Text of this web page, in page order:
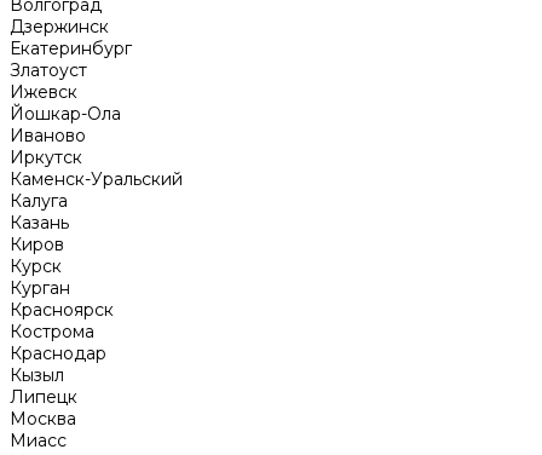
Волгоград
Дзержинск
Екатеринбург
Златоуст
Ижевск
Йошкар-Ола
Иваново
Иркутск
Каменск-Уральский
Калуга
Казань
Киров
Курск
Курган
Красноярск
Кострома
Краснодар
Кызыл
Липецк
Москва
Миасс